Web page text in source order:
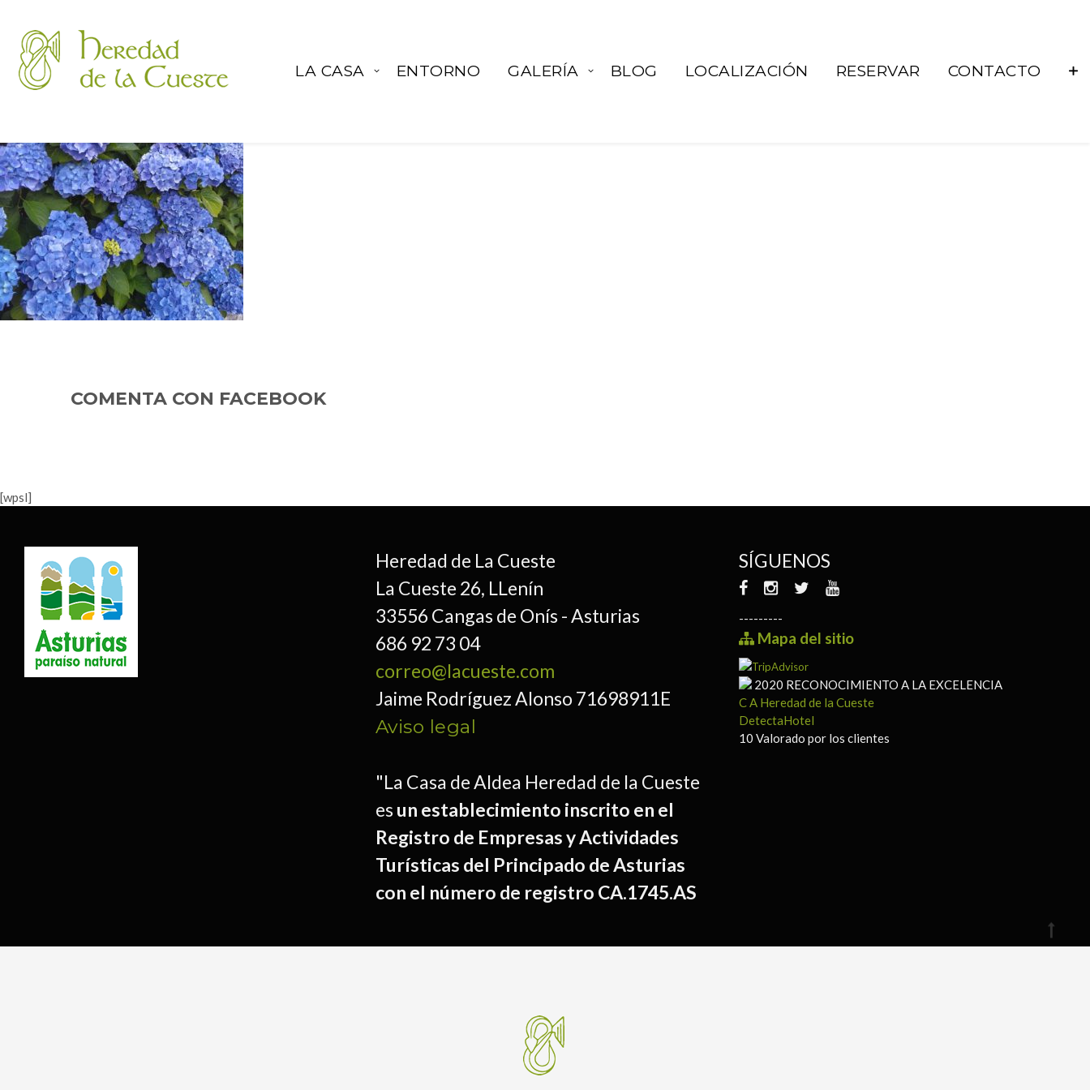
LA CASA ENTORNO GALERÍA BLOG LOCALIZACIÓN RESERVAR CONTACTO
COMENTA CON FACEBOOK
[wpsl]
Heredad de La Cueste
La Cueste 26, LLenín
33556 Cangas de Onís - Asturias
686 92 73 04
correo@lacueste.com
Jaime Rodríguez Alonso 71698911E
Aviso legal
"La Casa de Aldea Heredad de la Cueste
es un establecimiento inscrito en el
Registro de Empresas y Actividades
Turísticas del Principado de Asturias
con el número de registro CA.1745.AS
SÍGUENOS
---------
Mapa del sitio
2020 RECONOCIMIENTO A LA EXCELENCIA
C A Heredad de la Cueste
DetectaHotel
10 Valorado por los clientes